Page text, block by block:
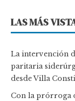
LAS MÁS
La intervención
paritaria
desde Villa
Con la prórroga